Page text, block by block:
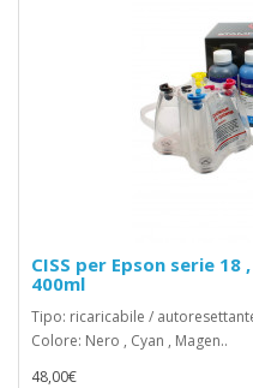
CISS per Epson serie
400ml
Tipo: ricaricabile /
Colore: Nero , Cyan , Magen..
48,00€